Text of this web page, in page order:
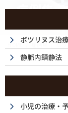
症例集
HOME 症例集 セラ
セ
ボツリヌス治
静脈内鎮静法
小児の治療・